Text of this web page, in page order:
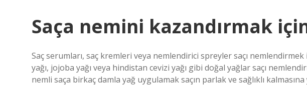
Saça nemini kazandırmak
Saç serumları, saç kremleri veya nemlendirici spreyler saçı
yağı, jojoba yağı veya hindistan cevizi yağı gibi doğal yağlar saçı
nemli saça birkaç damla yağ uygulamak saçın parlak ve sağlıklı kalmasına